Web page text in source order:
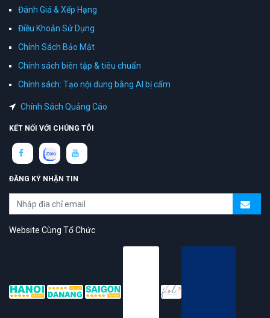
Đánh Giá & Xếp Hạng
Điều Khoản Sử Dụng
Chính Sách Bảo Mật
Chính sách biên tập & tiêu chuẩn
Chính sách: Tạo nội dung bằng AI bị cấm
Chính Sách Quảng Cáo
KẾT NỐI VỚI CHÚNG TÔI
ĐĂNG KÝ NHẬN TIN
Website Cùng Tổ Chức
topAZ Review vinh dự được người dùng bình chọn là nền tảng có
trải nghiệm tốt & chất lượng